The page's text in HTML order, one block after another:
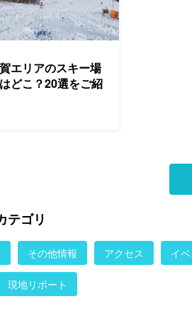
エリアのスキー場
どこ？20選をご紹
テゴリ
その他情報 アクセス イ
現地リポート